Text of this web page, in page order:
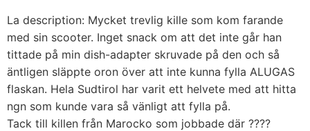
La description: Mycket trevlig kille som kom farande
med sin scooter. Inget snack om att det inte går han
tittade på min dish-adapter skruvade på den och så
äntligen släppte oron över att inte kunna fylla ALUGAS
flaskan. Hela Sudtirol har varit ett helvete med att hitta
ngn som kunde vara så vänligt att fylla på.
Tack till killen från Marocko som jobbade där ????